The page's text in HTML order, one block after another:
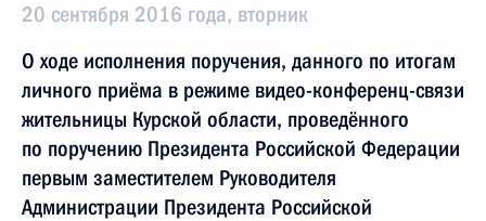
20 сентября 2016 года, вторник
О ходе исполнения поручения, данного по итогам
личного приёма в режиме видео-конференц-связи
жительницы Курской области, проведённого
по поручению Президента Российской Федерации
первым заместителем Руководителя
Администрации Президента Российской